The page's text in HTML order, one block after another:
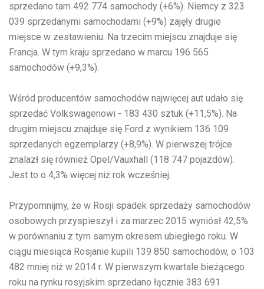
sprzedano tam 492 774 samochody (+6%). Niemcy z 323
039 sprzedanymi samochodami (+9%) zajęły drugie
miejsce w zestawieniu. Na trzecim miejscu znajduje się
Francja. W tym kraju sprzedano w marcu 196 565
samochodów (+9,3%).
Wśród producentów samochodów najwięcej aut udało się
sprzedać Volkswagenowi - 183 430 sztuk (+11,5%). Na
drugim miejscu znajduje się Ford z wynikiem 136 109
sprzedanych egzemplarzy (+8,9%). W pierwszej trójce
znalazł się również Opel/Vauxhall (118 747 pojazdów).
Jest to o 4,3% więcej niż rok wcześniej.
Przypomnijmy, że w Rosji spadek sprzedaży samochodów
osobowych przyspieszył i za marzec 2015 wyniósł 42,5%
w porównaniu z tym samym okresem ubiegłego roku. W
ciągu miesiąca Rosjanie kupili 139 850 samochodów, o 103
482 mniej niż w 2014 r. W pierwszym kwartale bieżącego
roku na rynku rosyjskim sprzedano łącznie 383 691